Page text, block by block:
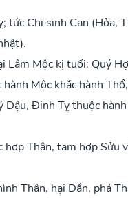
tức Chi sinh Can (Hỏa,
Lâm Mộc kị tuổi: Quý
hành Mộc khắc hành
Dậu, Đinh Tỵ thuộc
hợp Thân, tam hợp Sửu
Thân, hại Dần, phá